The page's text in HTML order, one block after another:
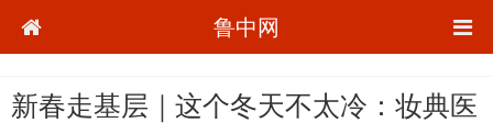
鲁中网
新春走基层｜这个冬天不太冷：妆典医